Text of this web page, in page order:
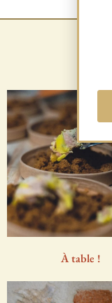
À table !